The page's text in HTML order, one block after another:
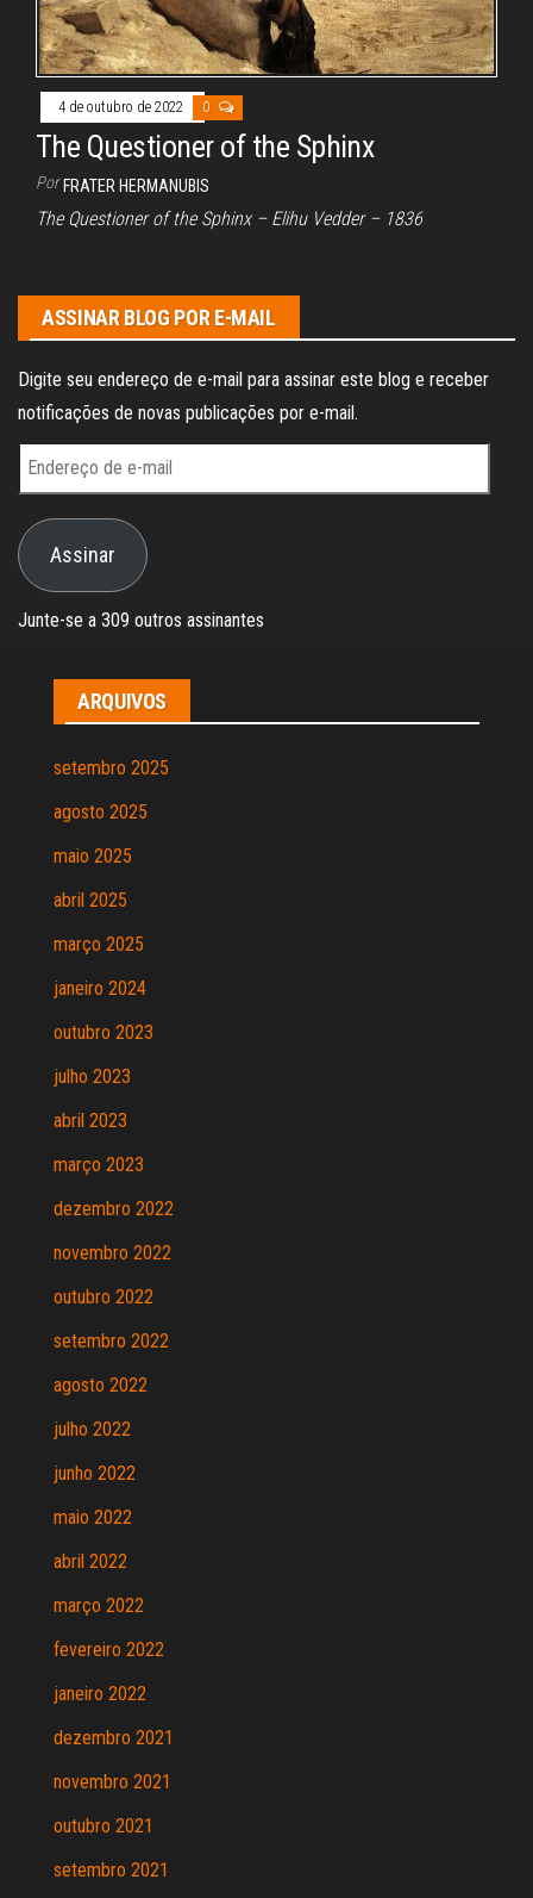
4 de outubro de 2022 0
The Questioner of the Sphinx
Por FRATER HERMANUBIS
The Questioner of the Sphinx – Elihu Vedder – 1836
ASSINAR BLOG POR E-MAIL
Digite seu endereço de e-mail para assinar este blog e receber
notificações de novas publicações por e-mail.
Endereço
de
e-
mail Assinar
Junte-se a 309 outros assinantes
ARQUIVOS
setembro 2025
agosto 2025
maio 2025
abril 2025
março 2025
janeiro 2024
outubro 2023
julho 2023
abril 2023
março 2023
dezembro 2022
novembro 2022
outubro 2022
setembro 2022
agosto 2022
julho 2022
junho 2022
maio 2022
abril 2022
março 2022
fevereiro 2022
janeiro 2022
dezembro 2021
novembro 2021
outubro 2021
setembro 2021